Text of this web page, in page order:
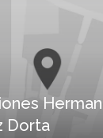
Dorta